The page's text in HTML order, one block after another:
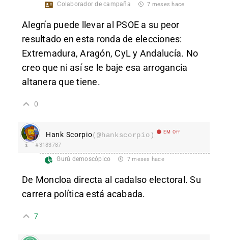
Colaborador de campaña 7 meses hace
Alegría puede llevar al PSOE a su peor
resultado en esta ronda de elecciones:
Extremadura, Aragón, CyL y Andalucía. No
creo que ni así se le baje esa arrogancia
altanera que tiene.
0
Hank Scorpio(@hankscorpio) EM Off
#3183787
Gurú demoscópico 7 meses hace
De Moncloa directa al cadalso electoral. Su
carrera política está acabada.
7